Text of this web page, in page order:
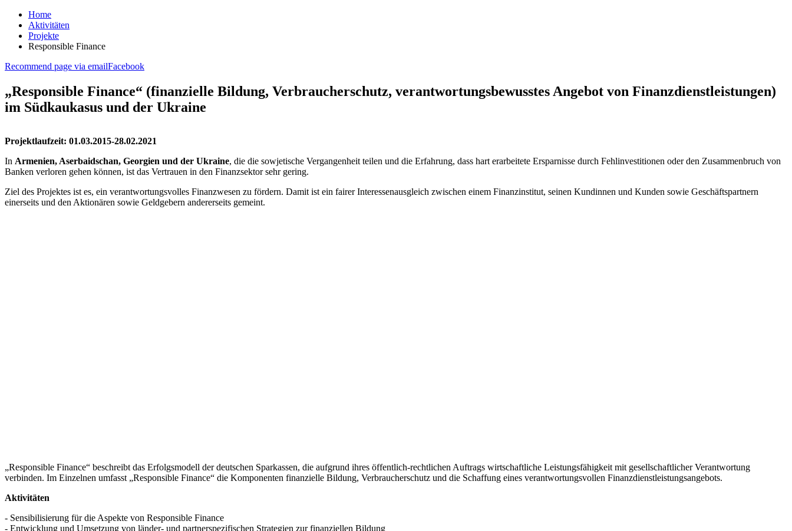
Home
Aktivitäten
Projekte
Responsible Finance
Recommend page via emailFacebook
„Responsible Finance“ (finanzielle Bildung, Verbraucherschutz, verantwortungsbewusstes Angebot von Finanzdienstleistungen)
im Südkaukasus und der Ukraine
Projektlaufzeit: 01.03.2015-28.02.2021
In Armenien, Aserbaidschan, Georgien und der Ukraine, die die sowjetische Vergangenheit teilen und die Erfahrung, dass hart erarbeitete Ersparnisse durch Fehlinvestitionen oder den Zusammenbruch von
Banken verloren gehen können, ist das Vertrauen in den Finanzsektor sehr gering.
Ziel des Projektes ist es, ein verantwortungsvolles Finanzwesen zu fördern. Damit ist ein fairer Interessenausgleich zwischen einem Finanzinstitut, seinen Kundinnen und Kunden sowie Geschäftspartnern
einerseits und den Aktionären sowie Geldgebern andererseits gemeint.
„Responsible Finance“ beschreibt das Erfolgsmodell der deutschen Sparkassen, die aufgrund ihres öffentlich-rechtlichen Auftrags wirtschaftliche Leistungsfähigkeit mit gesellschaftlicher Verantwortung
verbinden. Im Einzelnen umfasst „Responsible Finance“ die Komponenten finanzielle Bildung, Verbraucherschutz und die Schaffung eines verantwortungsvollen Finanzdienstleistungsangebots.
Aktivitäten
- Sensibilisierung für die Aspekte von Responsible Finance
- Entwicklung und Umsetzung von länder- und partnerspezifischen Strategien zur finanziellen Bildung